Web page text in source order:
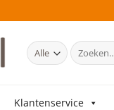
Zoeken
naar:
Klantenservice